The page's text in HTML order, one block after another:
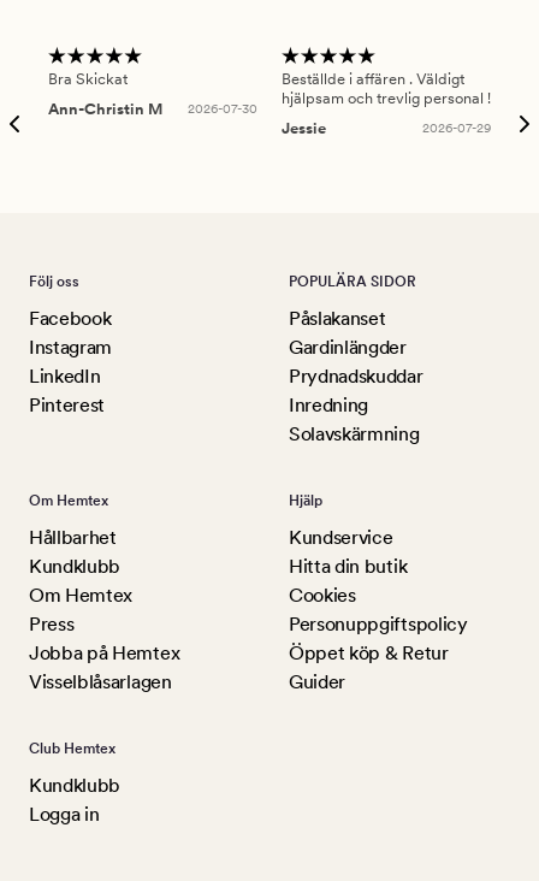
Bra Skickat
Ann-Christin M
2026-07-30
Beställde i affären . Väldigt
hjälpsam och trevlig personal !
Jessie
2026-07-29
Följ oss
Facebook
Instagram
LinkedIn
Pinterest
POPULÄRA SIDOR
Påslakanset
Gardinlängder
Prydnadskuddar
Inredning
Solavskärmning
Om Hemtex
Hållbarhet
Kundklubb
Om Hemtex
Press
Jobba på Hemtex
Visselblåsarlagen
Hjälp
Kundservice
Hitta din butik
Cookies
Personuppgiftspolicy
Öppet köp & Retur
Guider
Club Hemtex
Kundklubb
Logga in